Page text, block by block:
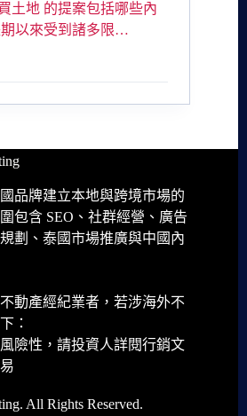
土地 的提案包括哪些內
以來受到諸多限…
品牌建立本地與跨境市場的
包含 SEO、社群經營、廣告
劃、泰國市場推廣與中國內
動產經紀業者，若涉海外不
：
險性，請投資人詳閱行銷文
All Rights Reserved.